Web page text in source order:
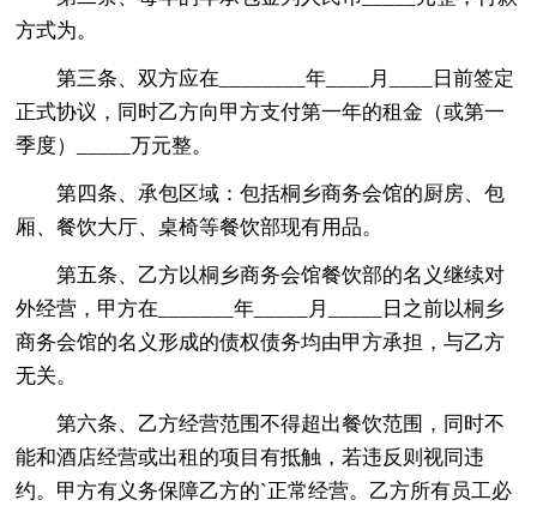
方式为。
第三条、双方应在________年____月____日前签定
正式协议，同时乙方向甲方支付第一年的租金（或第一
季度）_____万元整。
第四条、承包区域：包括桐乡商务会馆的厨房、包
厢、餐饮大厅、桌椅等餐饮部现有用品。
第五条、乙方以桐乡商务会馆餐饮部的名义继续对
外经营，甲方在_______年_____月_____日之前以桐乡
商务会馆的名义形成的债权债务均由甲方承担，与乙方
无关。
第六条、乙方经营范围不得超出餐饮范围，同时不
能和酒店经营或出租的项目有抵触，若违反则视同违
约。甲方有义务保障乙方的`正常经营。乙方所有员工必